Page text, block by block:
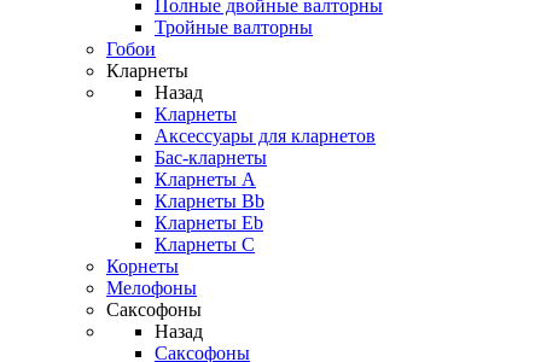
Полные двойные валторны
Тройные валторны
Гобои
Кларнеты
Назад
Кларнеты
Аксессуары для кларнетов
Бас-кларнеты
Кларнеты A
Кларнеты Bb
Кларнеты Eb
Кларнеты С
Корнеты
Мелофоны
Саксофоны
Назад
Саксофоны